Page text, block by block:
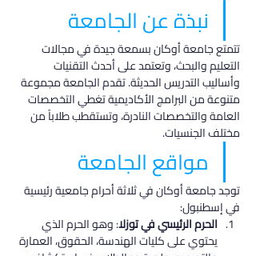
نبذة عن الجامعة
تتمتع جامعة أوكان بسمعة جيدة في مجالات
التعليم والبحث، وتعتمد على أحدث التقنيات
وأساليب التدريس الحديثة. تقدم الجامعة مجموعة
متنوعة من البرامج الأكاديمية تغطي التخصصات
العامة والتخصصات النادرة، وتستقطب طلاباً من
مختلف الجنسيات.
مواقع الجامعة
توجد جامعة أوكان في ثلاثة أحرام جامعية رئيسية
في إسطنبول:
الحرم الرئيسي في توزلا: وهو الحرم الذي
يحتوي على كليات الهندسة، الحقوق، العمارة